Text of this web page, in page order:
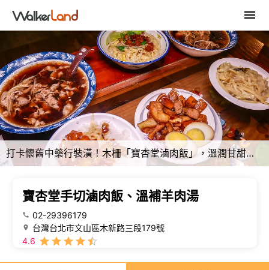
打卡懷舊中藥行裝潢！木柵「寶杏堂滷肉飯」，溫潤甘甜羊小排湯必吃。
寶杏堂手切滷肉飯、溫補羊肉湯
02-29396179
台灣台北市文山區木新路三段179號
4.6